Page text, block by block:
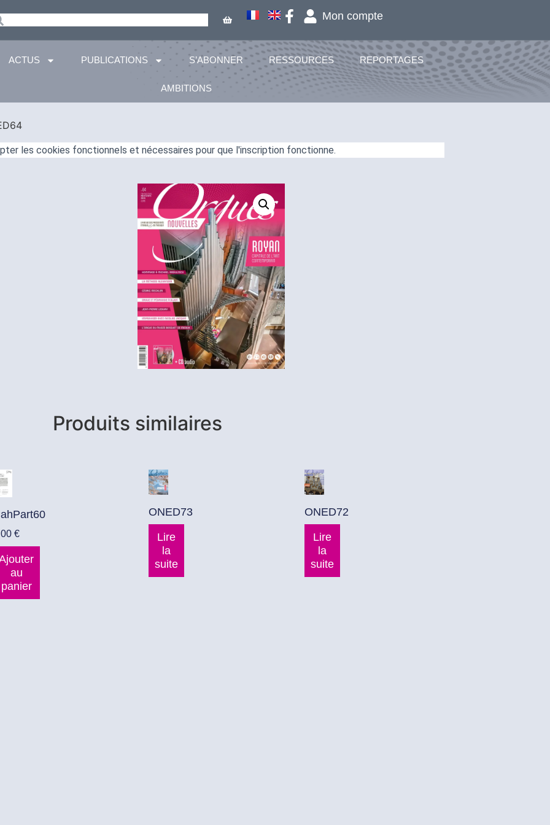
Mon compte
ACTUS PUBLICATIONS S’ABONNER RESSOURCES REPORTAGES
AMBITIONS
les cookies fonctionnels et nécessaires pour que l'inscription fonctionne.
Produits similaires
€
au
panier
ONED73
Lire
la
suite
ONED72
Lire
la
suite